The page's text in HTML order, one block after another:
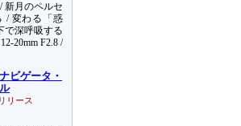
新月のペルセ
/ 変わる「惑
で深呼吸する
20mm F2.8 /
ビゲータ・
リース